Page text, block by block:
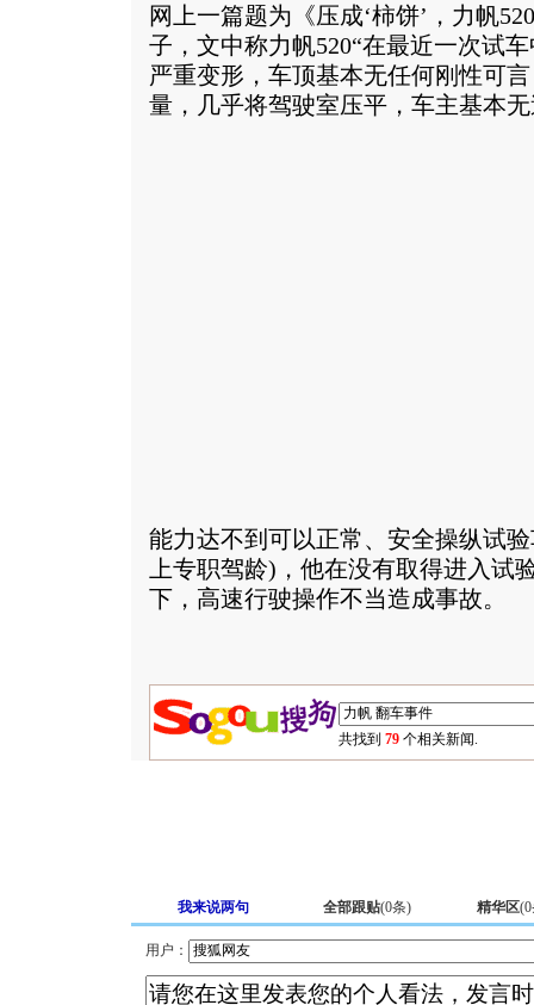
网上一篇题为《压成‘柿饼’，力帆
子，文中称力帆520“在最近一次试
严重变形，车顶基本无任何刚性可
量，几乎将驾驶室压平，车主基本
能力达不到可以正常、安全操纵试
上专职驾龄)，他在没有取得进入试
下，高速行驶操作不当造成事故。
共找到 79 个相关新闻.
我来说两句 全部跟贴(0条) 精华区(0
用户：